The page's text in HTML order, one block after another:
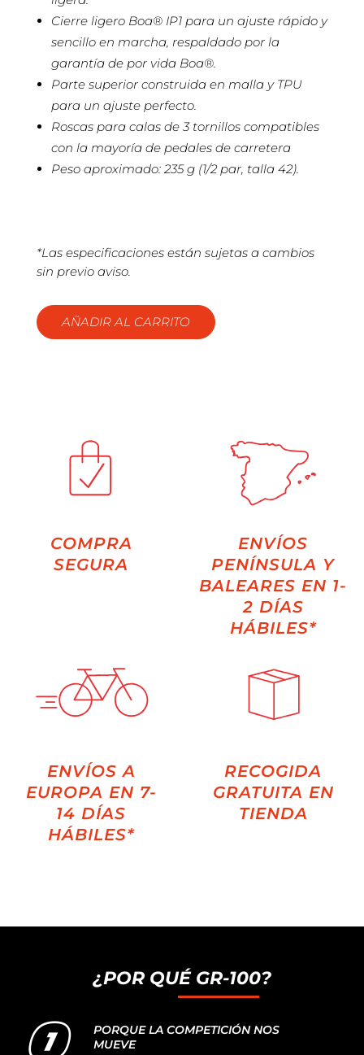
Cierre ligero Boa® IP1 para un ajuste rápido y
sencillo en marcha, respaldado por la
garantía de por vida Boa®.
Parte superior construida en malla y TPU
para un ajuste perfecto.
Roscas para calas de 3 tornillos compatibles
con la mayoría de pedales de carretera
Peso aproximado: 235 g (1/2 par, talla 42).
*Las especificaciones están sujetas a cambios
sin previo aviso.
AÑADIR AL CARRITO
COMPRA
SEGURA
ENVÍOS
PENÍNSULA Y
BALEARES EN 1-
2 DÍAS
HÁBILES*
ENVÍOS A
EUROPA EN 7-
14 DÍAS
HÁBILES*
RECOGIDA
GRATUITA EN
TIENDA
¿POR QUÉ GR-100?
PORQUE LA COMPETICIÓN NOS
MUEVE